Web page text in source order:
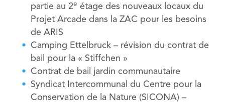
partie au 2e étage des nouveaux locaux du
Projet Arcade dans la ZAC pour les besoins
de ARIS
Camping Ettelbruck – révision du contrat de
bail pour la « Stiffchen »
Contrat de bail jardin communautaire
Syndicat Intercommunal du Centre pour la
Conservation de la Nature (SICONA) –